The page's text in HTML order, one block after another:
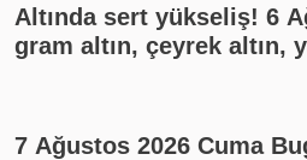
Altında sert yükseliş! 6 Ağustos Perşembe
gram altın, çeyrek altın,
7 Ağustos 2026 Cuma